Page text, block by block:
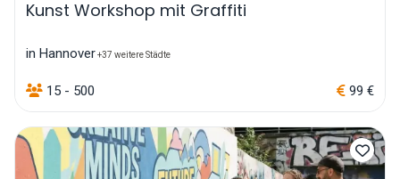
Kunst Workshop mit Graffiti
in Hannover+37 weitere Städte
15 - 500 99 €